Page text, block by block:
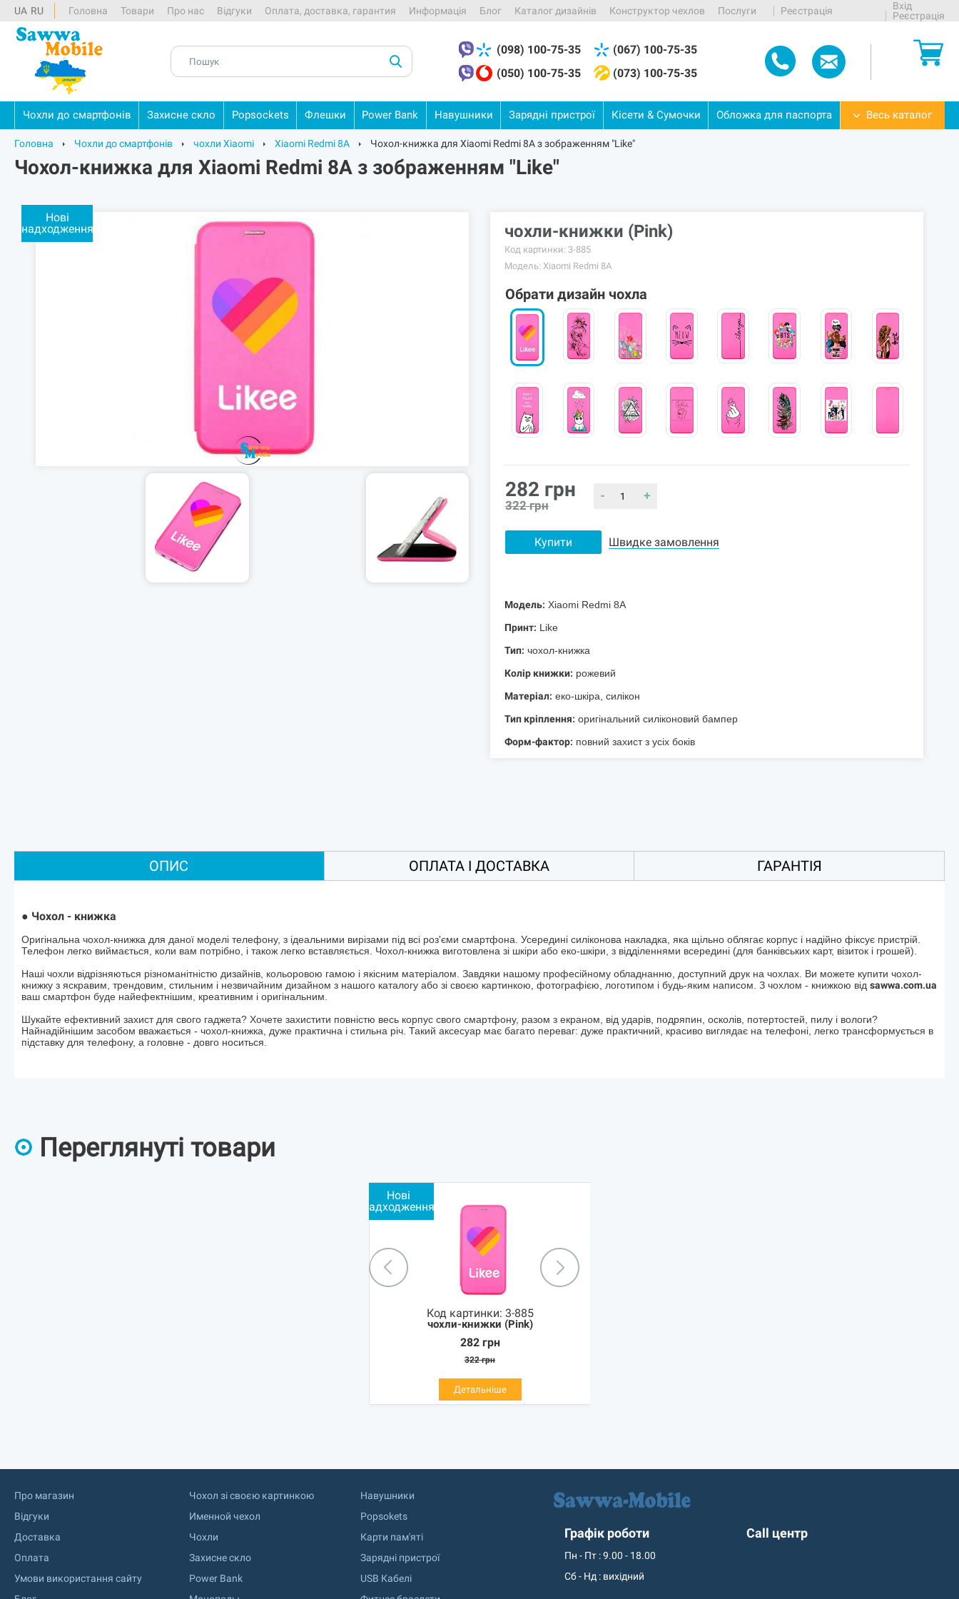
UA RU Головна Товари Про нас Відгуки Оплата, доставка, гарантия Информація Блог Каталог дизайнів Конструктор чехлов Послуги Реєстрація
Вхід
Реєстрація
(098) 100-75-35
(050) 100-75-35
(067) 100-75-35
(073) 100-75-35
Чохли до смартфонів Захиснескло Popsockets Флешки Power Bank Навушники Зарядні пристрої Кісети & Сумочки Обложка для паспорта Весь каталог
Головна Чохли до смартфонів чохли Xiaomi Xiaomi Redmi 8A Чохол-книжка для Xiaomi Redmi 8A з зображенням "Like"
Чохол-книжка для Xiaomi Redmi 8A з зображенням "Like"
Нові
надходження
чохли-книжки (Pink)
Код картинки: 3-885
Модель: Xiaomi Redmi 8A
Обрати дизайн чохла
282 грн
322 грн
- +
Купити Швидке замовлення
Модель: Xiaomi Redmi 8A
Принт: Like
Тип: чохол-книжка
Колір книжки: рожевий
Матеріал: еко-шкіра, силікон
Тип кріплення: оригінальний силіконовий бампер
Форм-фактор: повний захист з усіх боків
ОПИС ОПЛАТА І ДОСТАВКА ГАРАНТІЯ
● Чохол - книжка
Оригінальна чохол-книжка для даної моделі телефону, з ідеальними вирізами під всі роз'єми смартфона. Усередині силіконова накладка, яка щільно облягає корпус і надійно фіксує пристрій.
Телефон легко виймається, коли вам потрібно, і також легко вставляється. Чохол-книжка виготовлена зі шкіри або еко-шкіри, з відділеннями всередині (для банківських карт, візиток і грошей).
Наші чохли відрізняються різноманітністю дизайнів, кольоровою гамою і якісним матеріалом. Завдяки нашому професійному обладнанню, доступний друк на чохлах. Ви можете купити чохол-
книжку з яскравим, трендовим, стильним і незвичайним дизайном з нашого каталогу або зі своєю картинкою, фотографією, логотипом і будь-яким написом. З чохлом - книжкою від sawwa.com.ua
ваш смартфон буде найефектнішим, креативним і оригінальним.
Шукайте ефективний захист для свого гаджета? Хочете захистити повністю весь корпус свого смартфону, разом з екраном, від ударів, подряпин, осколів, потертостей, пилу і вологи?
Найнадійнішим засобом вважається - чохол-книжка, дуже практична і стильна річ. Такий аксесуар має багато переваг: дуже практичний, красиво виглядає на телефоні, легко трансформується в
підставку для телефону, а головне - довго носиться.
Переглянуті товари
Нові
надходження
Код картинки: 3-885
чохли-книжки (Pink)
282 грн
322 грн
Детальніше
Про магазин
Відгуки
Доставка
Оплата
Умови використання сайту
Чохол зі своєю картинкою
Именной чехол
Чохли
Захисне скло
Power Bank
Навушники
Popsokets
Карти пам'яті
Зарядні пристрої
USB Кабелі
Графік роботи
Пн - Пт : 9.00 - 18.00
Сб - Нд : вихідний
Call центр